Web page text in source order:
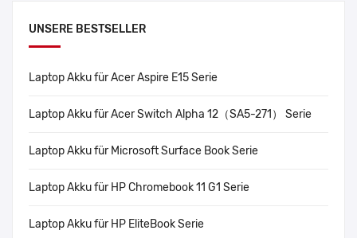
UNSERE BESTSELLER
Laptop Akku für Acer Aspire E15 Serie
Laptop Akku für Acer Switch Alpha 12（SA5-271） Serie
Laptop Akku für Microsoft Surface Book Serie
Laptop Akku für HP Chromebook 11 G1 Serie
Laptop Akku für HP EliteBook Serie